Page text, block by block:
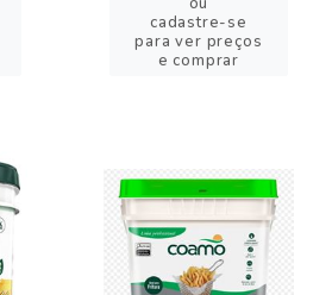
cadastre-se
para ver preços
e comprar